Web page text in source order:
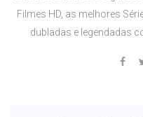
Filmes HD, as melhores
dubladas e legendadas